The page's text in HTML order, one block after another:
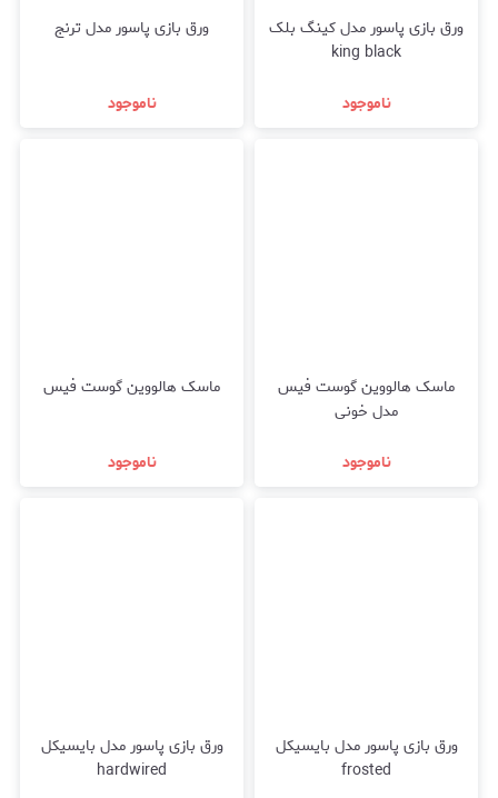
ورق بازی پاسور مدل کینگ بلک
king black
ناموجود
ورق بازی پاسور مدل ترنج
ناموجود
ماسک هالووین گوست فیس
مدل خونی
ناموجود
ماسک هالووین گوست فیس
ناموجود
ورق بازی پاسور مدل بایسیکل
frosted
ورق بازی پاسور مدل بایسیکل
hardwired